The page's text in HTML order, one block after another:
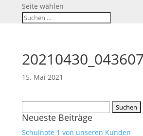
Seite wählen
15. Mai 2021
nach:
Neueste Beiträge
Schulnote 1 von unseren Kunden